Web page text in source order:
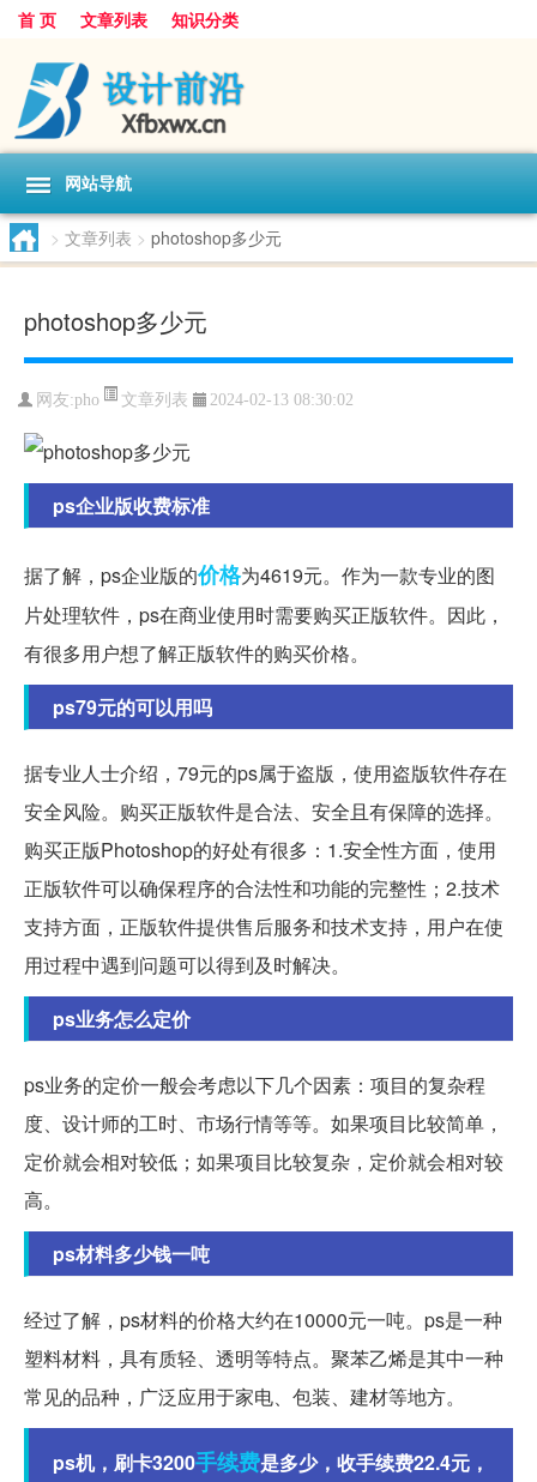
首 页 文章列表 知识分类
网站导航
> 文章列表 > photoshop多少元
photoshop多少元
网友:pho 文章列表 2024-02-13 08:30:02
ps企业版收费标准
据了解，ps企业版的价格为4619元。作为一款专业的图
片处理软件，ps在商业使用时需要购买正版软件。因此，
有很多用户想了解正版软件的购买价格。
ps79元的可以用吗
据专业人士介绍，79元的ps属于盗版，使用盗版软件存在
安全风险。购买正版软件是合法、安全且有保障的选择。
购买正版Photoshop的好处有很多：1.安全性方面，使用
正版软件可以确保程序的合法性和功能的完整性；2.技术
支持方面，正版软件提供售后服务和技术支持，用户在使
用过程中遇到问题可以得到及时解决。
ps业务怎么定价
ps业务的定价一般会考虑以下几个因素：项目的复杂程
度、设计师的工时、市场行情等等。如果项目比较简单，
定价就会相对较低；如果项目比较复杂，定价就会相对较
高。
ps材料多少钱一吨
经过了解，ps材料的价格大约在10000元一吨。ps是一种
塑料材料，具有质轻、透明等特点。聚苯乙烯是其中一种
常见的品种，广泛应用于家电、包装、建材等地方。
ps机，刷卡3200手续费是多少，收手续费22.4元，